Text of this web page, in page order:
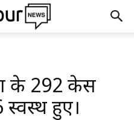
के 292 केस
हुए।